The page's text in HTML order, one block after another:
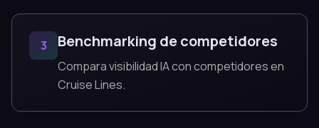
3 Benchmarking de competidores
Compara visibilidad IA con competidores en
Cruise Lines.